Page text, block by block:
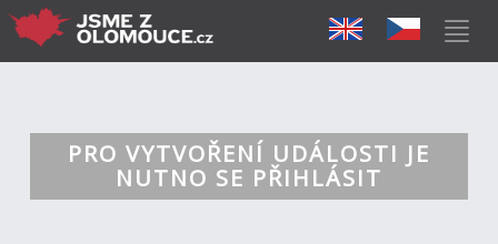
PRO VYTVOŘENÍ UDÁLOSTI JE
NUTNO SE PŘIHLÁSIT